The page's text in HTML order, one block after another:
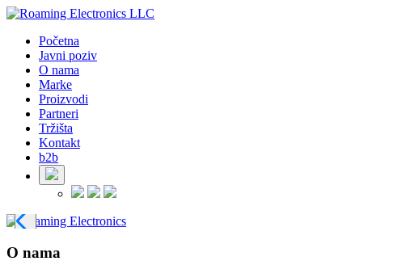
Početna
Javni poziv
O nama
Marke
Proizvodi
Partneri
Tržišta
Kontakt
b2b
O nama